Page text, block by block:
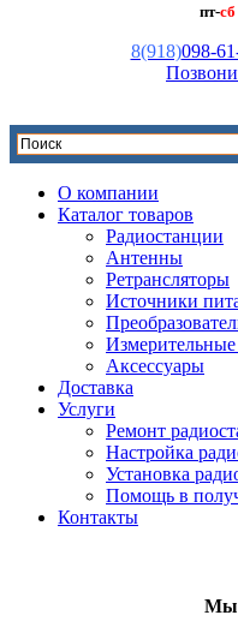
пт-сб
8(918)098-
О компании
Каталог товаров
Радиостанции
Антенны
Ретрансляторы
Источники
Аксессуары
Доставка
Услуги
Ремонт
Настройка
Установка
Помощь в
Контакты
Мы